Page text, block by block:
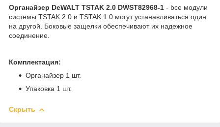
Органайзер DeWALT TSTAK 2.0 DWST82968-1 - bсе модули
системы TSTAK 2.0 и TSTAK 1.0 могут устанавливаться один
на другой. Боковые защелки обеспечивают их надежное
соединение.
Комплектация:
Органайзер 1 шт.
Упаковка 1 шт.
Скрыть